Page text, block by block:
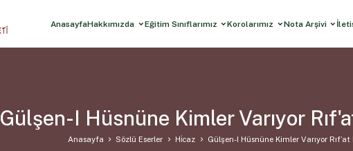
AnasayfaHakkımızda Eğitim Sınıflarımız Korolarımız Nota Arşivi
Gülşen-I Hüsnüne Kimler Varıyor
Anasayfa Sözlü Eserler Hi̇caz Gülşen-I Hüsnüne Kimler Varıyor